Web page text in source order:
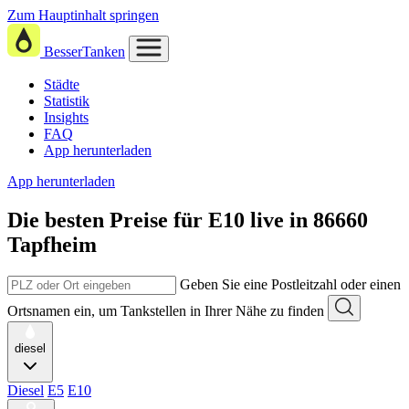
Zum Hauptinhalt springen
BesserTanken
Städte
Statistik
Insights
FAQ
App herunterladen
App herunterladen
Die besten Preise für E10 live in 86660
Tapfheim
Geben Sie eine Postleitzahl oder einen
Ortsnamen ein, um Tankstellen in Ihrer Nähe zu finden
diesel
Diesel E5 E10